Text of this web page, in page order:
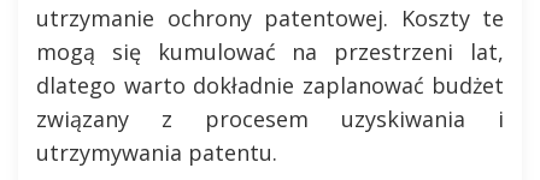
utrzymanie ochrony patentowej. Koszty te
mogą się kumulować na przestrzeni lat,
dlatego warto dokładnie zaplanować budżet
związany z procesem uzyskiwania i
utrzymywania patentu.